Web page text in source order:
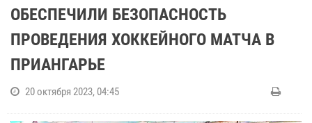
ОБЕСПЕЧИЛИ БЕЗОПАСНОСТЬ
ПРОВЕДЕНИЯ ХОККЕЙНОГО МАТЧА В
ПРИАНГАРЬЕ
20 октября 2023, 04:45